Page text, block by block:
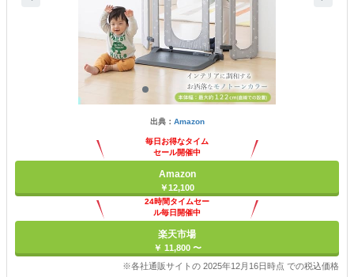
出典： Amazon
毎日お得なタイム
セール開催中
Amazon
￥12,100
24時間タイムセー
ル毎日開催中
楽天市場
￥ 11,800 〜
※各社通販サイトの 2025年12月16日時点 での税込価格